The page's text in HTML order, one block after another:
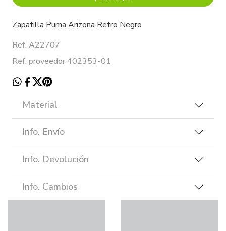
Zapatilla Puma Arizona Retro Negro
Ref. A22707
Ref. proveedor 402353-01
Material
Info. Envío
Info. Devolución
Info. Cambios